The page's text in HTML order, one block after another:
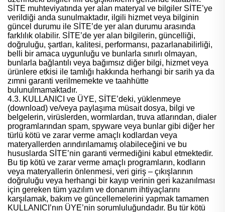
SİTE muhteviyatında yer alan materyal ve bilgiler SİTE’ye
verildiği anda sunulmaktadır, ilgili hizmet veya bilginin
güncel durumu ile SİTE’de yer alan durumu arasında
farklılık olabilir. SİTE’de yer alan bilgilerin, güncelliği,
doğruluğu, şartları, kalitesi, performansı, pazarlanabilirliği,
belli bir amaca uygunluğu ve bunlarla sınırlı olmayan,
bunlarla bağlantılı veya bağımsız diğer bilgi, hizmet veya
ürünlere etkisi ile tamlığı hakkında herhangi bir sarih ya da
zımni garanti verilmemekte ve taahhütte
bulunulmamaktadır.
4.3. KULLANICI ve ÜYE, SİTE’deki, yüklenmeye
(download) ve/veya paylaşıma müsait dosya, bilgi ve
belgelerin, virüslerden, wormlardan, truva atlarından, dialer
programlarından spam, spyware veya bunlar gibi diğer her
türlü kötü ve zarar verme amaçlı kodlardan veya
materyallerden arındırılamamış olabileceğini ve bu
hususlarda SİTE’nin garanti vermediğini kabul etmektedir.
Bu tip kötü ve zarar verme amaçlı programların, kodların
veya materyallerin önlenmesi, veri giriş – çıkışlarının
doğruluğu veya herhangi bir kayıp verinin geri kazanılması
için gereken tüm yazılım ve donanım ihtiyaçlarını
karşılamak, bakım ve güncellemelerini yapmak tamamen
KULLANICI’nın ÜYE’nin sorumluluğundadır. Bu tür kötü